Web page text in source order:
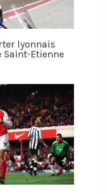
lyonnais
Etienne